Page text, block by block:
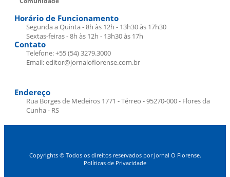
Horário de Funcionamento
Segunda a Quinta - 8h às 12h - 13h30 às 17h30
Sextas-feiras - 8h às 12h - 13h30 às 17h
Contato
Telefone: +55 (54) 3279.3000
Email: editor@jornaloflorense.com.br
Endereço
Rua Borges de Medeiros 1771 - Térreo - 95270-000 - Flores da
Cunha - RS
Copyrights © Todos os direitos reservados por Jornal O Florense.
Políticas de Privacidade